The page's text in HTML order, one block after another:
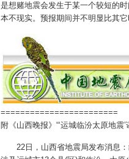
是想赌地震会发生于某一个较短的
本不现实。预报期间并不明显比其它
========================
附《山西晚报》“‘运城临汾太原地震’
22日，山西省地震局发布消息：